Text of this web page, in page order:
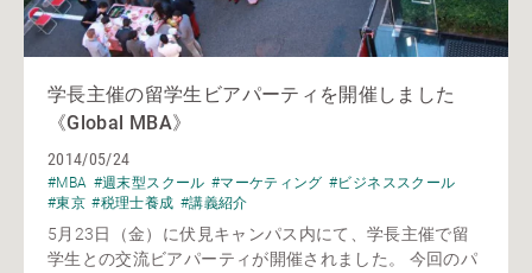
学長主催の留学生ビアパーティを開催しました
《Global MBA》
2014/05/24
#MBA #週末型スクール #マーケティング #ビジネススクール
#東京 #税理士養成 #講義紹介
5月23日（金）に伏見キャンパス内にて、学長主催で留
学生との交流ビアパーティが開催されました。 今回のパ